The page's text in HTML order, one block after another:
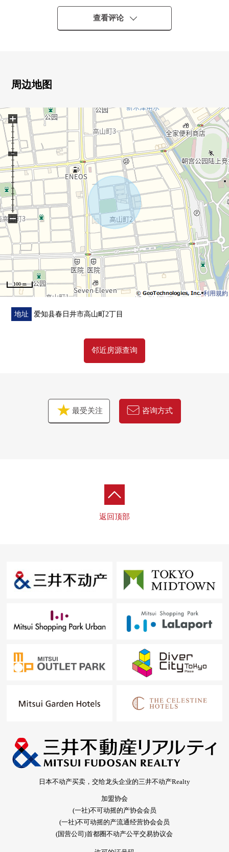
○ 不是有建筑条件的土地
能在喜欢的House厂商建造
查看评论
周边地图
利用規約
100 m
+
−
地址 爱知县春日井市高山町2丁目
邻近房源查询
最受关注 咨询方式
返回顶部
日本不动产买卖，交给龙头企业的三井不动产Realty
加盟协会
(一社)不可动摇的产协会会员
(一社)不可动摇的产流通经营协会会员
(国营公司)首都圈不动产公平交易协议会